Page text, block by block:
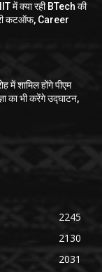
में क्या रही BTech की
कटऑफ, Career
में शामिल होंगे पीएम
का भी करेंगे उद्घाटन,
2245
2130
2031